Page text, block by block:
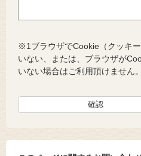
※1ブラウザでCookie（クッキ
いない、または、ブラウザが
いない場合はご利用頂けません。